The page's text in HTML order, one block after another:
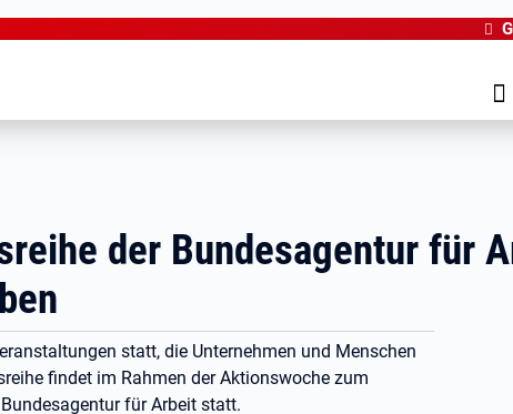
der Bundesagentur für
statt, die Unternehmen und Menschen
findet im Rahmen der Aktionswoche zum
für Arbeit statt.